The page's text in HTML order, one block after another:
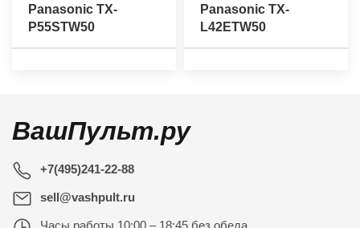
Panasonic TX-
P55STW50
Panasonic TX-
L42ETW50
ВашПульт.ру
+7(495)241-22-88
sell@vashpult.ru